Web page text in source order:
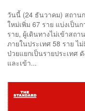
วันนี้ (24 ธันวาคม) สถาน
ใหม่เพิ่ม 67 ราย แบ่งเป็น
ราย, ผู้เดินทางไม่เข้าสถ
ภายในประเทศ 58 ราย ไ
ป่วยแยกเป็นรายประเทศ
และเข้า...